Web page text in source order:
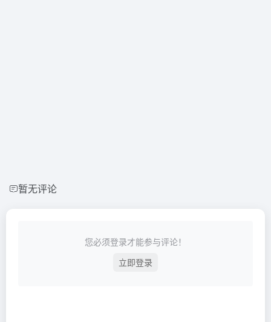
暂无评论
您必须登录才能参与评论！
立即登录